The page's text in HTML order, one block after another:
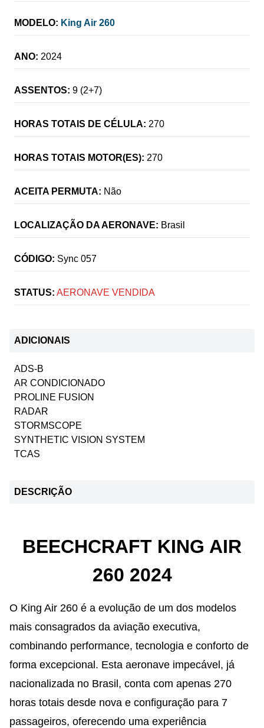
MODELO: King Air 260
ANO: 2024
ASSENTOS: 9 (2+7)
HORAS TOTAIS DE CÉLULA: 270
HORAS TOTAIS MOTOR(ES): 270
ACEITA PERMUTA: Não
LOCALIZAÇÃO DA AERONAVE: Brasil
CÓDIGO: Sync 057
STATUS: AERONAVE VENDIDA
ADICIONAIS
ADS-B
AR CONDICIONADO
PROLINE FUSION
RADAR
STORMSCOPE
SYNTHETIC VISION SYSTEM
TCAS
DESCRIÇÃO
BEECHCRAFT KING AIR
260 2024
O King Air 260 é a evolução de um dos modelos
mais consagrados da aviação executiva,
combinando performance, tecnologia e conforto de
forma excepcional. Esta aeronave impecável, já
nacionalizada no Brasil, conta com apenas 270
horas totais desde nova e configuração para 7
passageiros, oferecendo uma experiência